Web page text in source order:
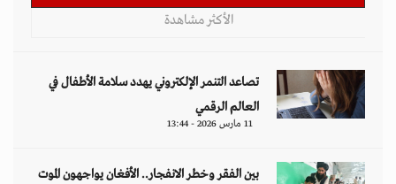
الأكثر مشاهدة
تصاعد التنمر الإلكتروني يهدد سلامة الأطفال في
العالم الرقمي
11 مارس 2026 - 13:44
بين الفقر وخطر الانفجار.. الأفغان يواجهون الموت